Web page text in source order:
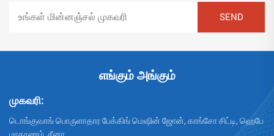
எங்கும் அங்கும்
முகவரி:
டொங்குவாங் பொருளாதார பேக்கிங் மெஷின் ஜோன், காங்சோ சிட்டி, ஹெபே